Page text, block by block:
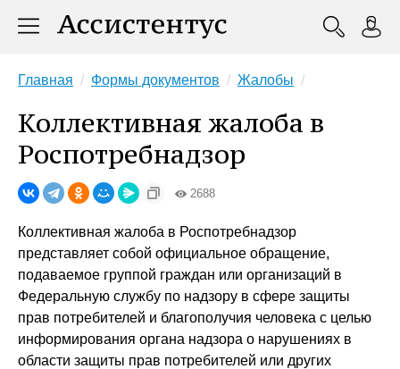
Главная Формы документов Жалобы
Коллективная жалоба в
Роспотребнадзор
2688
Коллективная жалоба в Роспотребнадзор
представляет собой официальное обращение,
подаваемое группой граждан или организаций в
Федеральную службу по надзору в сфере защиты
прав потребителей и благополучия человека с целью
информирования органа надзора о нарушениях в
области защиты прав потребителей или других